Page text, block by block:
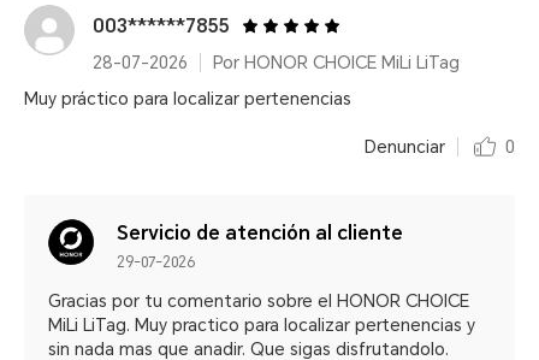
003******7855
28-07-2026
Por HONOR CHOICE MiLi LiTag
Muy práctico para localizar pertenencias
Denunciar 0
Servicio de atención al cliente
29-07-2026
Gracias por tu comentario sobre el HONOR CHOICE
MiLi LiTag. Muy practico para localizar pertenencias y
sin nada mas que anadir. Que sigas disfrutandolo.